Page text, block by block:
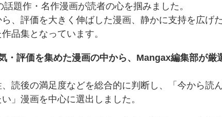
題作・名作漫画が読者の心を掴みました。
、評価を大きく伸ばした漫画、静かに支持を広げ
品集となっています。
・評価を集めた漫画の中から、Mangax編集部が厳
読後の満足度などを総合的に判断し、「今から読
」漫画を中心に選出しました。